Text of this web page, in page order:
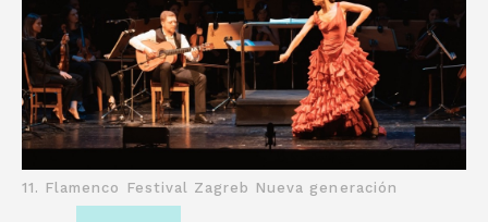
11. Flamenco Festival Zagreb Nueva generación